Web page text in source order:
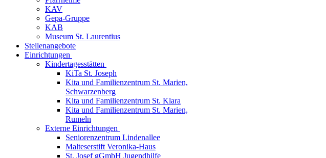
KAV
Gepa-Gruppe
KAB
Museum St. Laurentius
Stellenangebote
Einrichtungen
Kindertagesstätten
KiTa St. Joseph
Kita und Familienzentrum St. Marien,
Schwarzenberg
Kita und Familienzentrum St. Klara
Kita und Familienzentrum St. Marien,
Rumeln
Externe Einrichtungen
Seniorenzentrum Lindenallee
Malteserstift Veronika-Haus
St. Josef gGmbH Jugendhilfe